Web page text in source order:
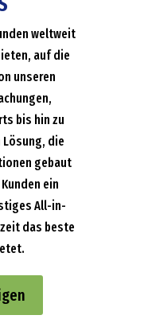
weltweit
auf die
unseren
bis hin zu
die
gebaut
ein
All-in-
das beste